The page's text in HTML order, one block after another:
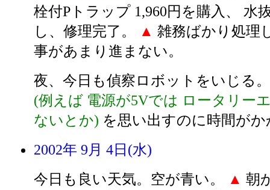
栓付Pトラップ 1,960円を購入、 水
し、修理完了。
▲ 雑務ばかり処理
事があまり進まない。
夜、今日も偵察ロボットをいじる
(例えば 電源が5Vでは ロータリー
ないとか) を思い出すのに時間がか
2002年 9月 4日(水)
今日も良い天気。空が青い。
▲ 朝